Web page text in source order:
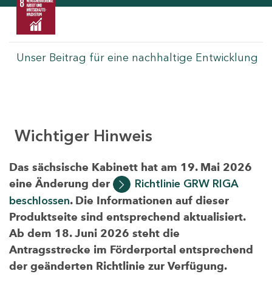
Unser Beitrag für eine nachhaltige Entwicklung
Wichtiger Hinweis
Das sächsische Kabinett hat am 19. Mai 2026
eine Änderung der
Richtlinie GRW RIGA
beschlossen. Die Informationen auf dieser
Produktseite sind entsprechend aktualisiert.
Ab dem 18. Juni 2026 steht die
Antragsstrecke im Förderportal entsprechend
der geänderten Richtlinie zur Verfügung.